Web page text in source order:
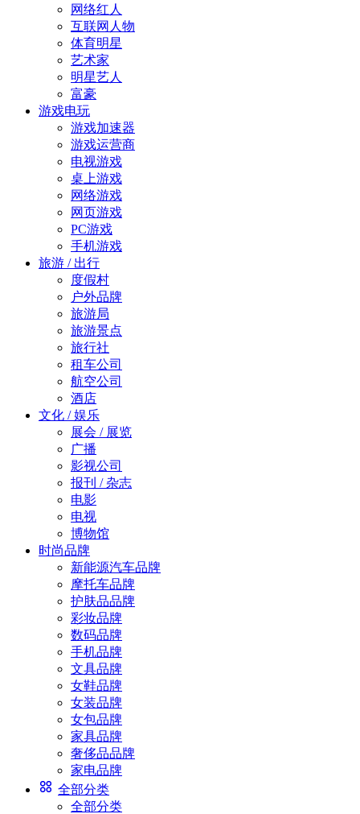
网络红人
互联网人物
体育明星
艺术家
明星艺人
富豪
游戏电玩
游戏加速器
游戏运营商
电视游戏
桌上游戏
网络游戏
网页游戏
PC游戏
手机游戏
旅游 / 出行
度假村
户外品牌
旅游局
旅游景点
旅行社
租车公司
航空公司
酒店
文化 / 娱乐
展会 / 展览
广播
影视公司
报刊 / 杂志
电影
电视
博物馆
时尚品牌
新能源汽车品牌
摩托车品牌
护肤品品牌
彩妆品牌
数码品牌
手机品牌
文具品牌
女鞋品牌
女装品牌
女包品牌
家具品牌
奢侈品品牌
家电品牌
全部分类
全部分类